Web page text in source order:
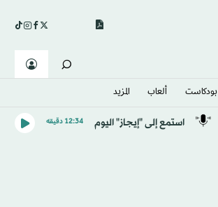
بودكاست ألعاب المزيد
استمع إلى "إيجاز" اليوم 12:34 دقيقه